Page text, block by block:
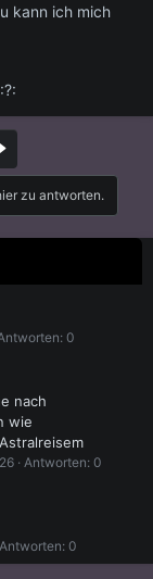
kann ich mich
Letzte
zu antworten.
0
nach
wie
Antworten: 0
Antworten: 0